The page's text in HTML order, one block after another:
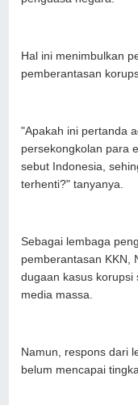
Hal ini menimbulkan
pemberantasan
"Apakah ini pertanda
persekongkolan para
sebut Indonesia,
terhenti?" tanyanya.
Sebagai lembaga
pemberantasan KKN,
dugaan kasus korupsi
media massa.
Namun, respons dari
belum mencapai